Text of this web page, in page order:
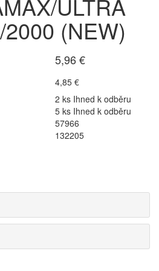
ULTRA
(NEW)
5,96 €
4,85 €
2 ks Ihned k odběru
5 ks Ihned k odběru
57966
132205